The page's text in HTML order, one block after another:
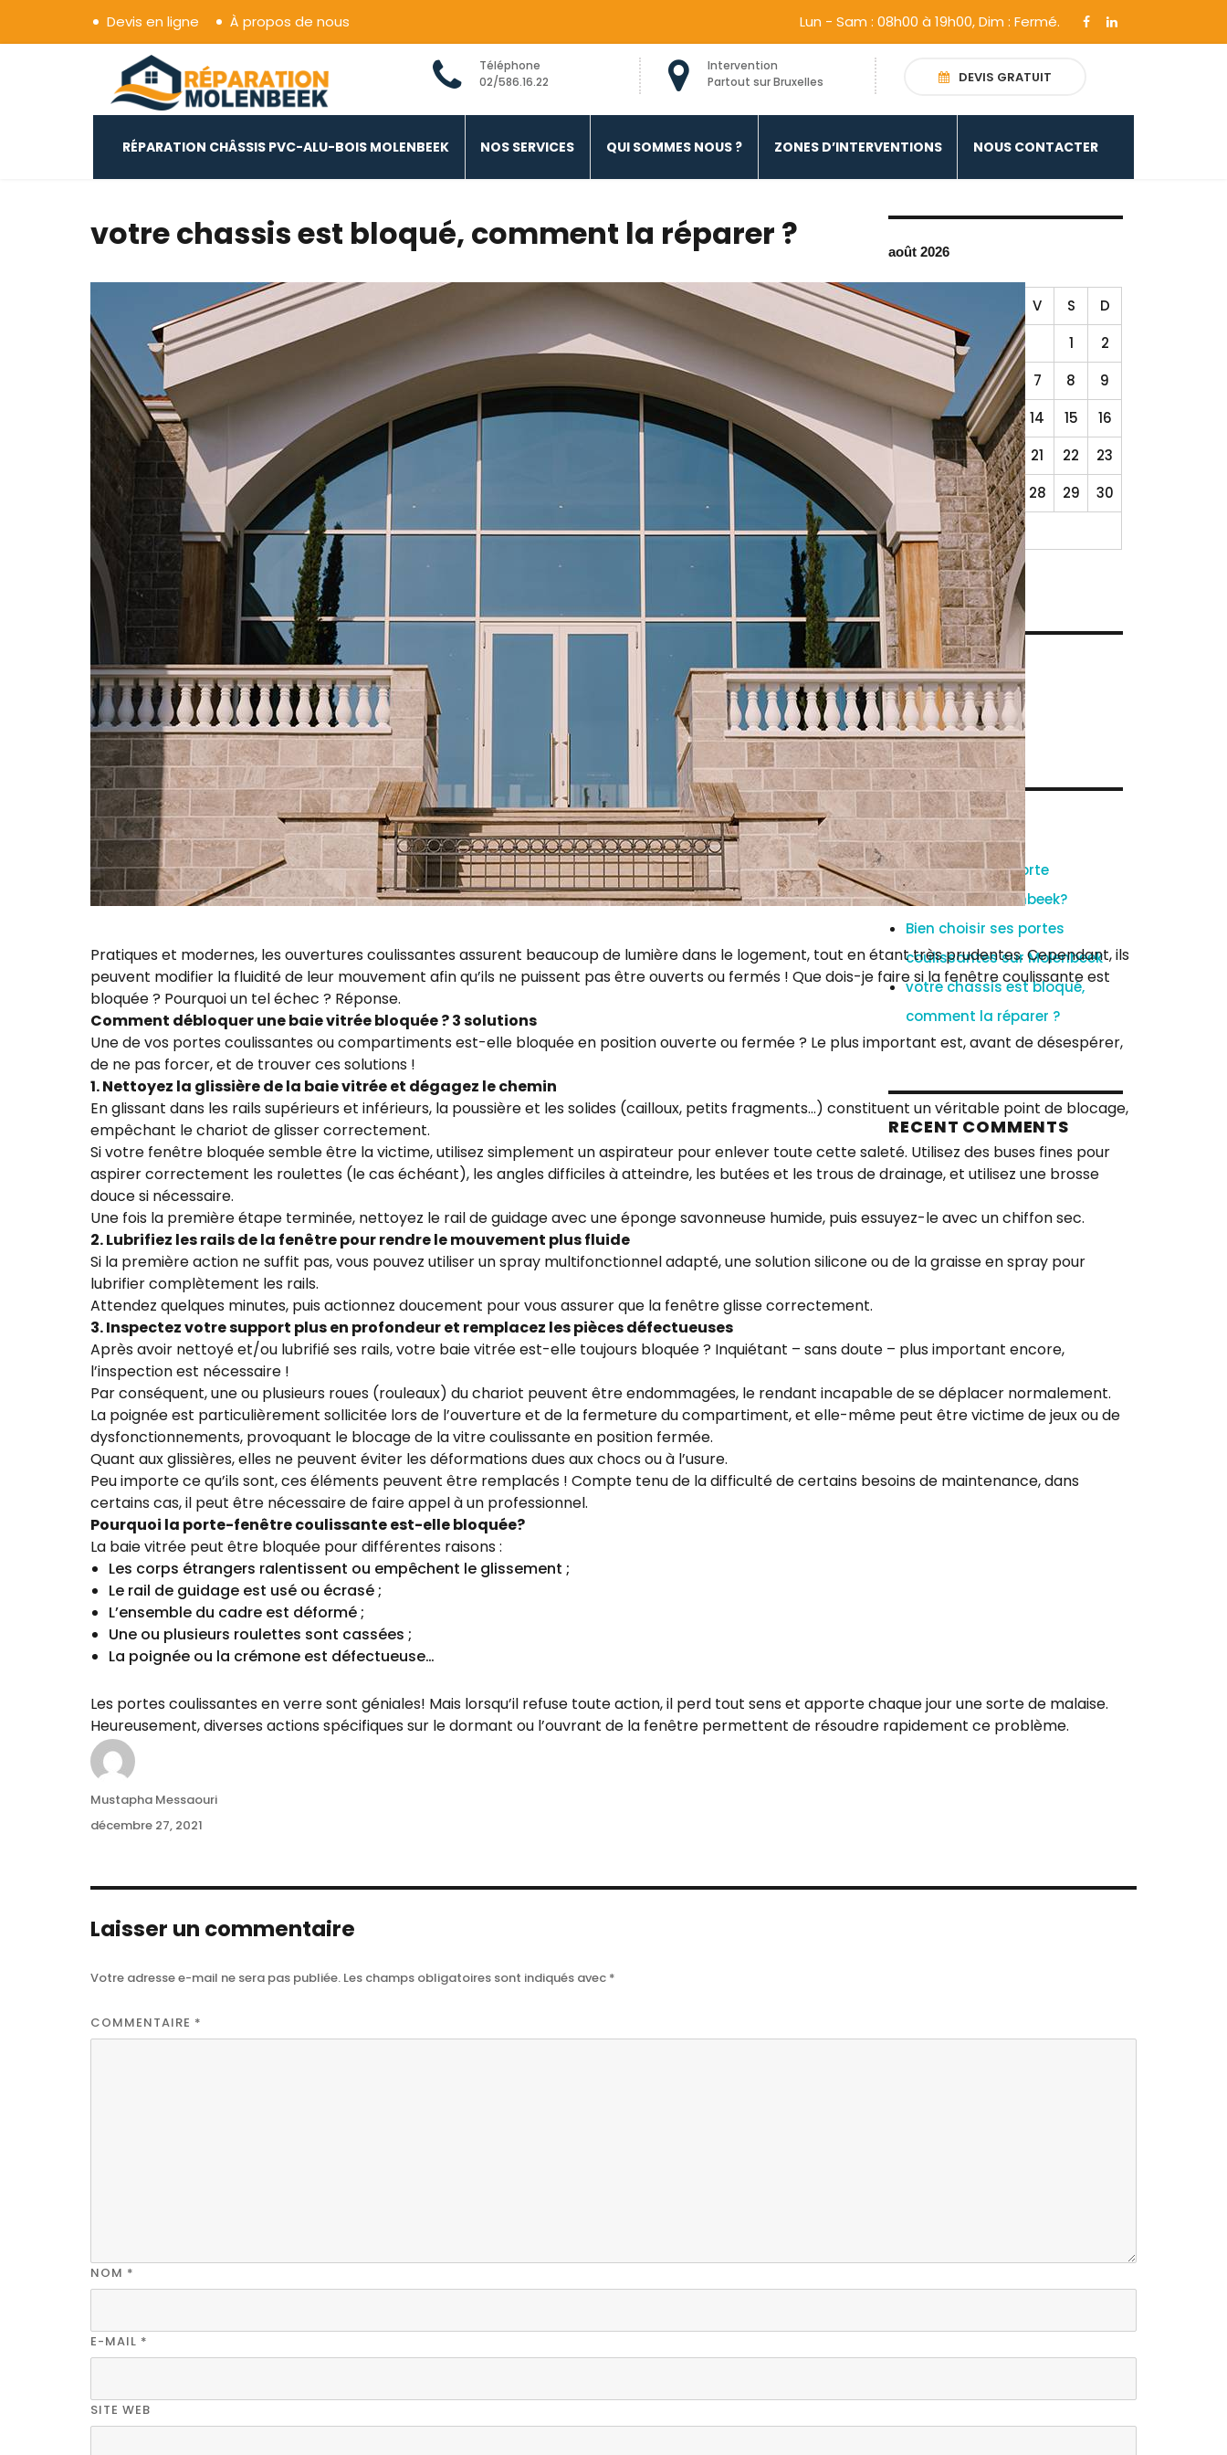
Devis en ligne À propos de nous Lun - Sam : 08h00 à 19h00, Dim : Fermé.
Réparation Châssis Pvc Alu Bois Molenbeek
Téléphone
02/586.16.22
Intervention
Partout sur Bruxelles
DEVIS GRATUIT
RÉPARATION CHÂSSIS PVC-ALU-BOIS MOLENBEEK NOS SERVICES QUI SOMMES NOUS ? ZONES D’INTERVENTIONS NOUS CONTACTER
votre chassis est bloqué, comment la réparer ?
Pratiques et modernes, les ouvertures coulissantes assurent beaucoup de lumière dans le logement, tout en étant très prudentes. Cependant, ils
peuvent modifier la fluidité de leur mouvement afin qu’ils ne puissent pas être ouverts ou fermés ! Que dois-je faire si la fenêtre coulissante est
bloquée ? Pourquoi un tel échec ? Réponse.
Comment débloquer une baie vitrée bloquée ? 3 solutions
Une de vos portes coulissantes ou compartiments est-elle bloquée en position ouverte ou fermée ? Le plus important est, avant de désespérer,
de ne pas forcer, et de trouver ces solutions !
1. Nettoyez la glissière de la baie vitrée et dégagez le chemin
En glissant dans les rails supérieurs et inférieurs, la poussière et les solides (cailloux, petits fragments…) constituent un véritable point de blocage,
empêchant le chariot de glisser correctement.
Si votre fenêtre bloquée semble être la victime, utilisez simplement un aspirateur pour enlever toute cette saleté. Utilisez des buses fines pour
aspirer correctement les roulettes (le cas échéant), les angles difficiles à atteindre, les butées et les trous de drainage, et utilisez une brosse
douce si nécessaire.
Une fois la première étape terminée, nettoyez le rail de guidage avec une éponge savonneuse humide, puis essuyez-le avec un chiffon sec.
2. Lubrifiez les rails de la fenêtre pour rendre le mouvement plus fluide
Si la première action ne suffit pas, vous pouvez utiliser un spray multifonctionnel adapté, une solution silicone ou de la graisse en spray pour
lubrifier complètement les rails.
Attendez quelques minutes, puis actionnez doucement pour vous assurer que la fenêtre glisse correctement.
3. Inspectez votre support plus en profondeur et remplacez les pièces défectueuses
Après avoir nettoyé et/ou lubrifié ses rails, votre baie vitrée est-elle toujours bloquée ? Inquiétant – sans doute – plus important encore,
l’inspection est nécessaire !
Par conséquent, une ou plusieurs roues (rouleaux) du chariot peuvent être endommagées, le rendant incapable de se déplacer normalement.
La poignée est particulièrement sollicitée lors de l’ouverture et de la fermeture du compartiment, et elle-même peut être victime de jeux ou de
dysfonctionnements, provoquant le blocage de la vitre coulissante en position fermée.
Quant aux glissières, elles ne peuvent éviter les déformations dues aux chocs ou à l’usure.
Peu importe ce qu’ils sont, ces éléments peuvent être remplacés ! Compte tenu de la difficulté de certains besoins de maintenance, dans
certains cas, il peut être nécessaire de faire appel à un professionnel.
Pourquoi la porte-fenêtre coulissante est-elle bloquée?
La baie vitrée peut être bloquée pour différentes raisons :
Les corps étrangers ralentissent ou empêchent le glissement ;
Le rail de guidage est usé ou écrasé ;
L’ensemble du cadre est déformé ;
Une ou plusieurs roulettes sont cassées ;
La poignée ou la crémone est défectueuse…
Les portes coulissantes en verre sont géniales! Mais lorsqu’il refuse toute action, il perd tout sens et apporte chaque jour une sorte de malaise.
Heureusement, diverses actions spécifiques sur le dormant ou l’ouvrant de la fenêtre permettent de résoudre rapidement ce problème.
Author
Mustapha Messaouri
Posted
décembre 27, 2021
Laisser un commentaire
Votre adresse e-mail ne sera pas publiée. Les champs obligatoires sont indiqués avec *
COMMENTAIRE *
NOM *
E-MAIL *
SITE WEB
août 2026
L V S
D
1
2
3
4 6 7 8
9
10
11 12 13 14 15
16
17
18 19 20 21 22
23
25 26 27 28 29
30
31
« Déc
CATÉGORIES
Blog
RECENT POSTS
Reparation de porte
coulissant Molenbeek?
Bien choisir ses portes
coulissantes sur Molenbeek
votre chassis est bloqué,
comment la réparer ?
RECENT COMMENTS